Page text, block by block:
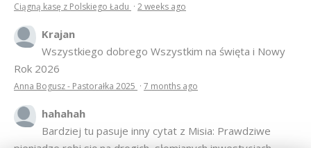
Ciągną kasę z Polskiego Ładu · 2 weeks ago
Krajan
Wszystkiego dobrego Wszystkim na święta i Nowy
Rok 2026
Anna Bogusz - Pastorałka 2025 · 7 months ago
hahahah
Bardziej tu pasuje inny cytat z Misia: Prawdziwe